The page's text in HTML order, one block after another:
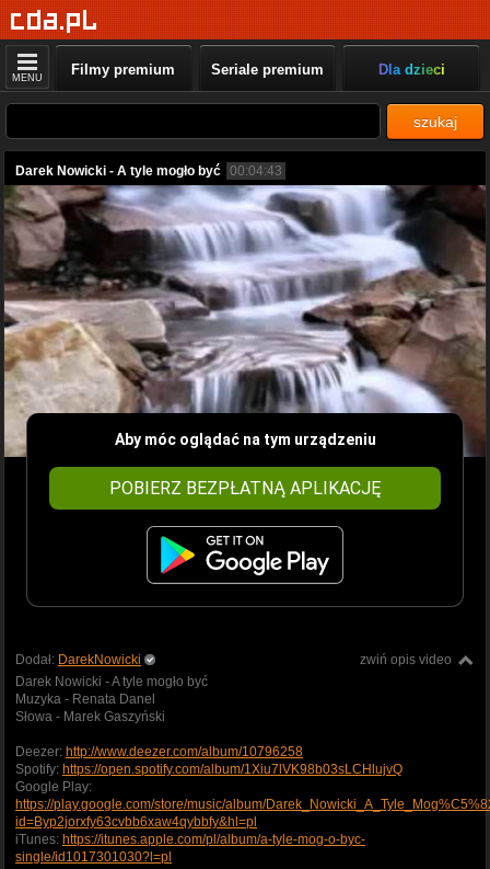
MENU Filmy premium Seriale premium Dla dzieci
szukaj
Darek Nowicki - A tyle mogło być 00:04:43
Aby móc oglądać na tym urządzeniu
POBIERZ BEZPŁATNĄ APLIKACJĘ
zwiń opis video
Dodał: DarekNowicki
Darek Nowicki - A tyle mogło być
Muzyka - Renata Danel
Słowa - Marek Gaszyński
Deezer: http://www.deezer.com/album/10796258
Spotify: https://open.spotify.com/album/1Xiu7lVK98b03sLCHlujvQ
Google Play:
https://play.google.com/store/music/album/
id=Byp2jorxfy63cvbb6xaw4qybbfy&hl=pl
iTunes: https://itunes.apple.com/pl/album/a-tyle-mog-o-byc-
single/id1017301030?l=pl